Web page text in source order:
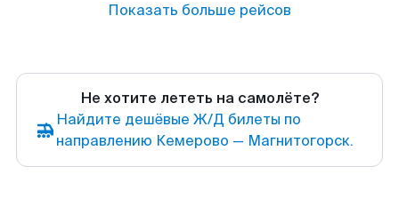
Показать больше рейсов
Не хотите лететь на самолёте?
Найдите дешёвые Ж/Д билеты по
направлению Кемерово — Магнитогорск.